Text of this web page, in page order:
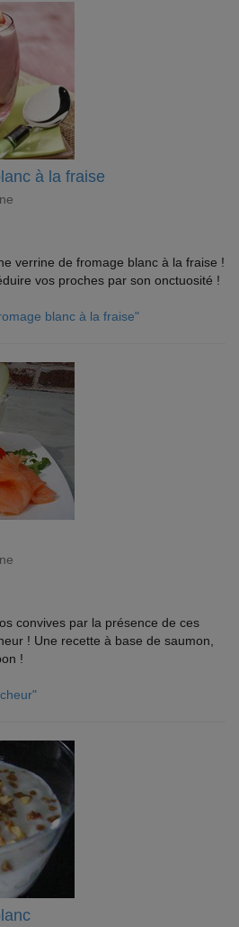
à la fraise
verrine de fromage blanc à la fraise !
vos proches par son onctuosité !
blanc à la fraise"
convives par la présence de ces
! Une recette à base de saumon,
!